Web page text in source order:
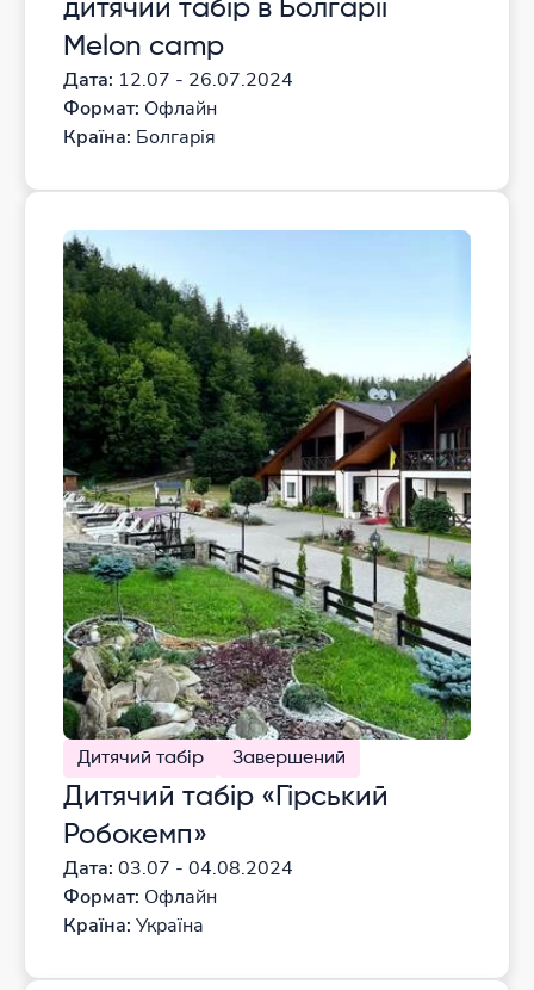
дитячий табір в Болгарії
Melon camp
Дата: 12.07 - 26.07.2024
Формат: Офлайн
Країна: Болгарія
Дитячий табір Завершений
Дитячий табір «Гірський
Робокемп»
Дата: 03.07 - 04.08.2024
Формат: Офлайн
Країна: Україна